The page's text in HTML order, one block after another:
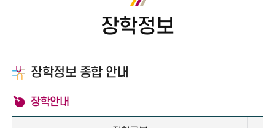
장학정보
장학정보 종합 안내
장학안내